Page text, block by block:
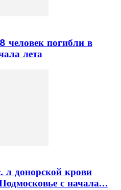
человек погибли в
лета
л донорской крови
с начала…